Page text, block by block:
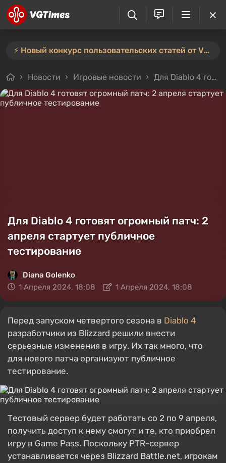
⚡️ Новый конкурс пользовательских статей от VGTimes — участвуйте тут ⚡️
Новости Игровые новости Для Diablo 4 готовят огромный патч: 2 апреля стартует публичное тестирование
Для Diablo 4 готовят огромный патч: 2
апреля стартует публичное
тестирование
Diana Golenko
1 Апреля 2024, 18:08
1 Апреля 2024, 18:08
Перед запуском четвертого сезона в Diablo 4
разработчики из Blizzard решили внести
серьезные изменения в игру. Их так много, что
для нового патча организуют публичное
тестирование.
Тестовый сервер будет работать со 2 по 9 апреля,
получить доступ к нему смогут и те, кто приобрел
игру в Game Pass. Поскольку PTR-сервер
устанавливается через Blizzard Battle.net, игрокам